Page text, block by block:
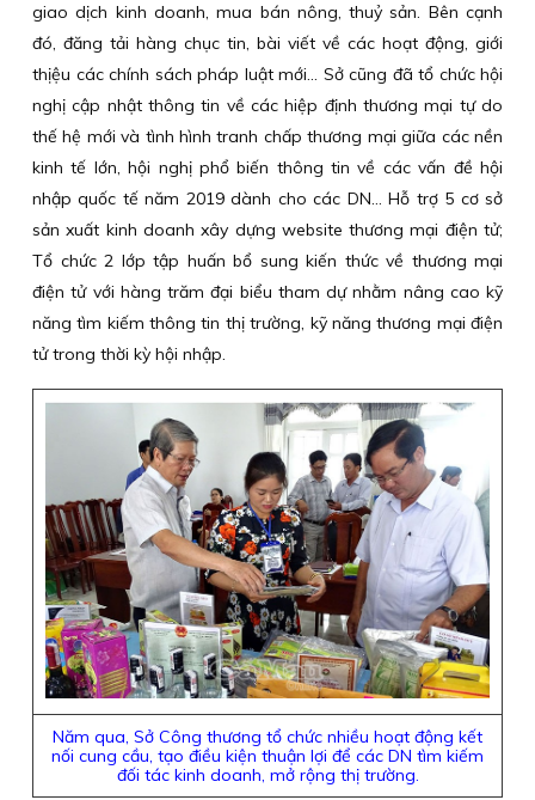
giao dịch kinh doanh, mua bán nông, thuỷ sản. Bên cạnh
đó, đăng tải hàng chục tin, bài viết về các hoạt động, giới
thịệu các chính sách pháp luật mới... Sở cũng đã tổ chức hội
nghị cập nhật thông tin về các hiệp định thương mại tự do
thế hệ mới và tình hình tranh chấp thương mại giữa các nền
kinh tế lớn, hội nghị phổ biến thông tin về các vấn đề hội
nhập quốc tế năm 2019 dành cho các DN… Hỗ trợ 5 cơ sở
sản xuất kinh doanh xây dựng website thương mại điện tử;
Tổ chức 2 lớp tập huấn bổ sung kiến thức về thương mại
điện tử với hàng trăm đại biểu tham dự nhằm nâng cao kỹ
năng tìm kiếm thông tin thị trường, kỹ năng thương mại điện
tử trong thời kỳ hội nhập.
Năm qua, Sở Công thương tổ chức nhiều hoạt động kết
nối cung cầu, tạo điều kiện thuận lợi để các DN tìm kiếm
đối tác kinh doanh, mở rộng thị trường.